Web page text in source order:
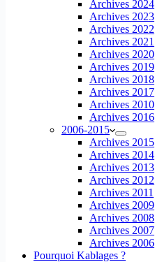
Archives 2024
Archives 2023
Archives 2022
Archives 2021
Archives 2020
Archives 2019
Archives 2018
Archives 2017
Archives 2010
Archives 2016
2006-2015
Archives 2015
Archives 2014
Archives 2013
Archives 2012
Archives 2011
Archives 2009
Archives 2008
Archives 2007
Archives 2006
Pourquoi Kablages ?